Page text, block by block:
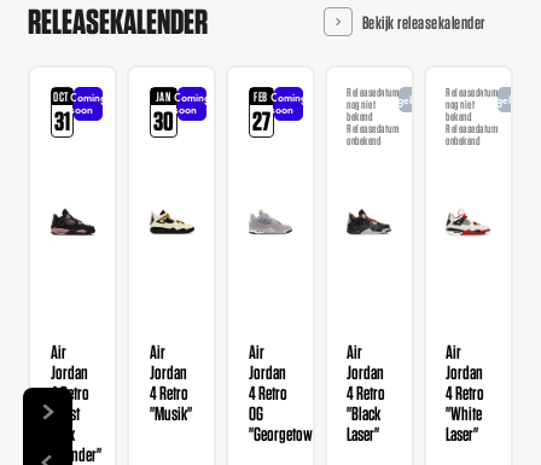
RELEASEKALENDER Bekijk releasekalender
OCT
31
Coming
soon
Air
Jordan
4 Retro
"Rust
Pink
Thunder"
JAN
30
Coming
soon
Air
Jordan
4 Retro
"Musik"
FEB
27
Coming
soon
Air
Jordan
4 Retro
OG
"Georgetown"
Releasedatum
nog niet
bekend
Releasedatum
onbekend
Aangekondigd
Air
Jordan
4 Retro
"Black
Laser"
Releasedatum
nog niet
bekend
Releasedatum
onbekend
Air
Jordan
4 Retro
"White
Laser"